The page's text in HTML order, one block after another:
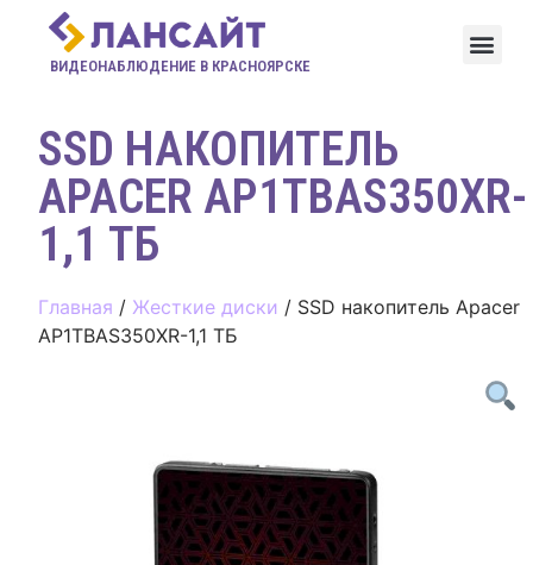
ВИДЕОНАБЛЮДЕНИЕ В КРАСНОЯРСКЕ
SSD НАКОПИТЕЛЬ
APACER AP1TBAS350XR-
1,1 ТБ
Главная / Жесткие диски / SSD накопитель Apacer
AP1TBAS350XR-1,1 ТБ